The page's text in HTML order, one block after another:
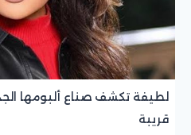
لطيفة تكشف صناع ألبومها
قريبة